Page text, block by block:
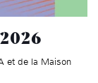
2026
et de la Maison